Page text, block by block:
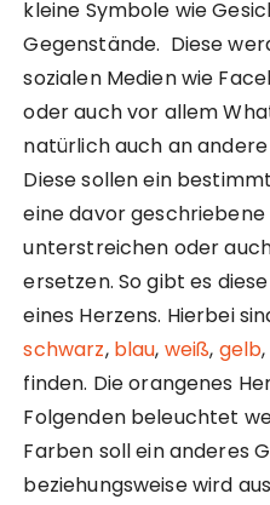
kleine Symbole wie
Gegenstände. Diese
sozialen Medien wie
oder auch vor allem
natürlich auch an
Diese sollen ein
eine davor
unterstreichen oder
ersetzen. So gibt es
eines Herzens. Hierbei
schwarz, blau, weiß, gelb,
finden. Die orangenes
Folgenden beleuchtet
Farben soll ein anderes
beziehungsweise wird